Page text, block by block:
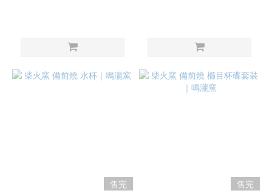
售完
售完